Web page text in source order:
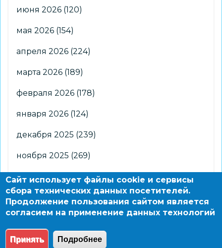
июня 2026 (120)
мая 2026 (154)
апреля 2026 (224)
марта 2026 (189)
февраля 2026 (178)
января 2026 (124)
декабря 2025 (239)
ноября 2025 (269)
октября 2025(266)
сентября 2025 (176)
августа 2025 (2)
Сайт использует файлы cookie и сервисы
сбора технических данных посетителей.
Продолжение пользования сайтом является
согласием на применение данных технологий
Принять Подробнее